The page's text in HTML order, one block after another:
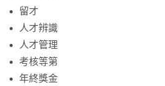
留才
人才辨識
人才管理
考核等第
年終獎金